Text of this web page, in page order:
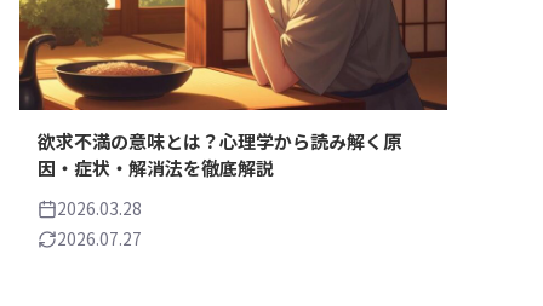
欲求不満の意味とは？心理学から読み解く原
因・症状・解消法を徹底解説
2026.03.28
2026.07.27